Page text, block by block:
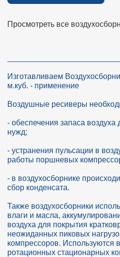
Просмотреть все
Изготавливаем
м.куб. - применение
Воздушные ресиверы
- обеспечения запаса воздуха
нужд;
- устранения пульсации в
работы поршневых
- в воздухосборнике
сбор конденсата.
Также воздухосборники
влаги и масла,
воздуха для покрытия
неожиданных пиковых
компрессоров. Используются
ротационных стационарных